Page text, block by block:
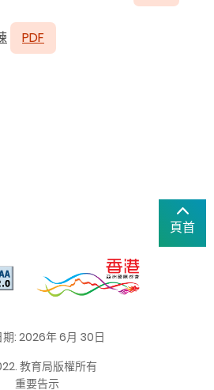
PDF
頁首
期: 2026年 6月 30日
教育局版權所有
重要告示